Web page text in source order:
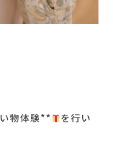
物体験**
を行い